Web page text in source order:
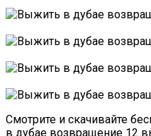
Смотрите и скачивайте
в дубае возвращение 12